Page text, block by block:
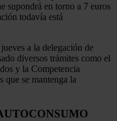
supondrá en torno a 7 euros
todavía está
a la delegación de
diversos trámites como el
y la Competencia
se mantenga la